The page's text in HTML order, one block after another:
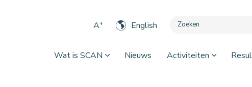
A+ English
Wat is SCAN Nieuws Activiteiten